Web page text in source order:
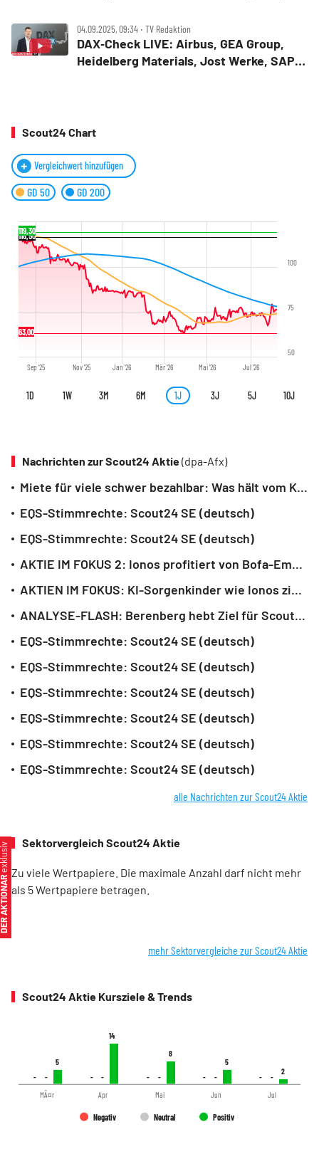
Fokus
04.09.2025, 09:34 ‧ TV Redaktion
DAX‑Check LIVE: Airbus, GEA Group,
Heidelberg Materials, Jost Werke, SAP,
Scout24 Chart
Vergleichwert hinzufügen
GD 50 GD 200
Sep '25 Nov '25 Jan '26 Mär '26 Mai '26 Jul '26
50
75
100
116,50
63,00
119,30
1D 1W 3M 6M 1J 3J 5J 10J
Nachrichten zur Scout24 Aktie(dpa-Afx)
Miete für viele schwer bezahlbar: Was hält vom Kauf ab?
EQS-Stimmrechte: Scout24 SE (deutsch)
EQS-Stimmrechte: Scout24 SE (deutsch)
AKTIE IM FOKUS 2: Ionos profitiert von Bofa-Empfehlung - KI-Sorgenkinder gefragt
AKTIEN IM FOKUS: KI-Sorgenkinder wie Ionos ziehen an
ANALYSE-FLASH: Berenberg hebt Ziel für Scout24 auf 140 Euro - 'Buy'
EQS-Stimmrechte: Scout24 SE (deutsch)
EQS-Stimmrechte: Scout24 SE (deutsch)
EQS-Stimmrechte: Scout24 SE (deutsch)
EQS-Stimmrechte: Scout24 SE (deutsch)
EQS-Stimmrechte: Scout24 SE (deutsch)
EQS-Stimmrechte: Scout24 SE (deutsch)
alle Nachrichten zur Scout24 Aktie
Sektorvergleich Scout24 Aktie
Zu viele Wertpapiere. Die maximale Anzahl darf nicht mehr
als 5 Wertpapiere betragen.
mehr Sektorvergleiche zur Scout24 Aktie
Scout24 Aktie Kursziele & Trends
-- -- -- -- --
-- -- -- -- --
5
5
14
14
8
8
5
5
2
2
Negativ Neutral Positiv
MÃ¤r Apr Mai Jun Jul